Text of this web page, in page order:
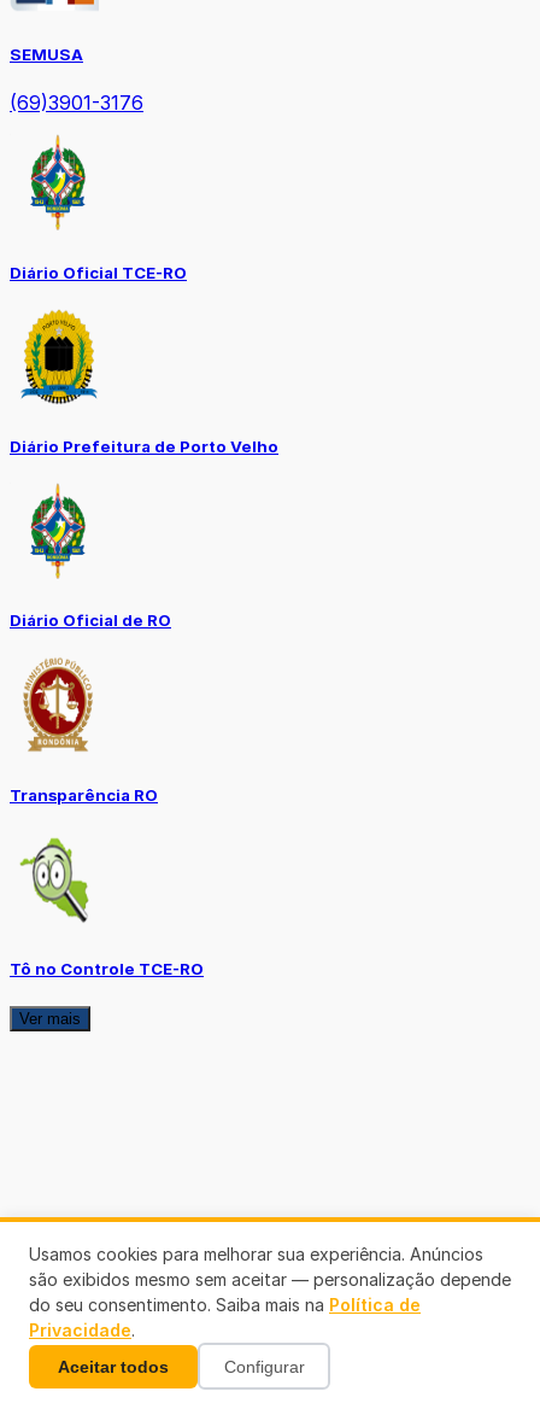
SEMUSA
(69)3901-3176
Diário Oficial TCE-RO
Diário Prefeitura de Porto Velho
Diário Oficial de RO
Transparência RO
Tô no Controle TCE-RO
Ver mais
Usamos cookies para melhorar sua experiência. Anúncios
são exibidos mesmo sem aceitar — personalização depende
do seu consentimento. Saiba mais na Política de
Privacidade.
Aceitar todos Configurar